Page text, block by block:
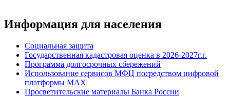
Информация для населения
Социальная защита
Государственная кадастровая оценка в 2026-2027г.г.
Программа долгосрочных сбережений
Использование сервисов МФЦ посредством цифровой
платформы MAX
Просветительские материалы Банка России